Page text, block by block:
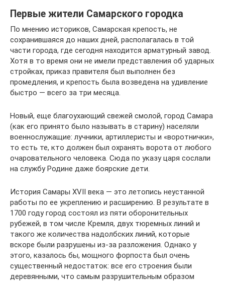
Первые жители Самарского городка
По мнению историков, Самарская крепость, не
сохранившаяся до наших дней, располагалась в той
части города, где сегодня находится арматурный завод.
Хотя в то время они не имели представления об ударных
стройках, приказ правителя был выполнен без
промедления, и крепость была возведена на удивление
быстро — всего за три месяца.
Новый, еще благоухающий свежей смолой, город Самара
(как его принято было называть в старину) населяли
военнослужащие: лучники, артиллеристы и «воротнички»,
то есть те, кто должен был охранять ворота от любого
очаровательного человека. Сюда по указу царя сослали
на службу Родине даже боярские дети.
История Самары XVII века — это летопись неустанной
работы по ее укреплению и расширению. В результате в
1700 году город состоял из пяти оборонительных
рубежей, в том числе Кремля, двух тюремных линий и
такого же количества надолбских линий, которые
вскоре были разрушены из-за разложения. Однако у
этого, казалось бы, мощного форпоста был очень
существенный недостаток: все его строения были
деревянными, что самым разрушительным образом